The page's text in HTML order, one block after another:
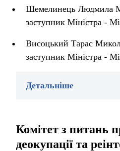
Шемелинець Людмила
заступник Міністра -
Висоцький Тарас
заступник Міністра -
Детальніше
Комітет з питань
деокупації та